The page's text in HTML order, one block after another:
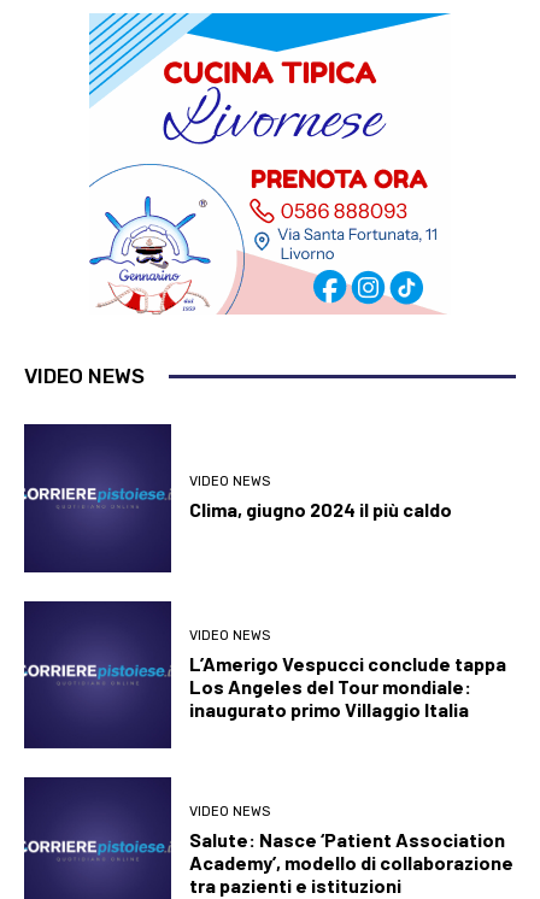
VIDEO NEWS
VIDEO NEWS
Clima, giugno 2024 il più caldo
VIDEO NEWS
L’Amerigo Vespucci conclude tappa
Los Angeles del Tour mondiale:
inaugurato primo Villaggio Italia
VIDEO NEWS
Salute: Nasce ‘Patient Association
Academy’, modello di collaborazione
tra pazienti e istituzioni